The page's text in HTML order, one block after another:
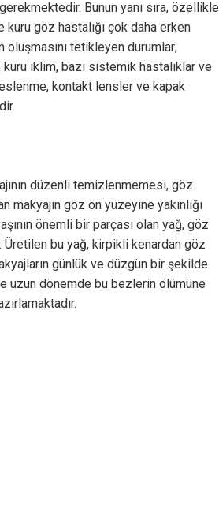
Bunun yanı sıra, özellikle
göz hastalığı çok daha erken
oluşmasını tetikleyen durumlar;
iklim, bazı sistemik hastalıklar ve
kontakt lensler ve kapak
düzenli temizlenmemesi, göz
makyajın göz ön yüzeyine yakınlığı
önemli bir parçası olan yağ, göz
bu yağ, kirpikli kenardan göz
günlük ve düzgün bir şekilde
uzun dönemde bu bezlerin ölümüne